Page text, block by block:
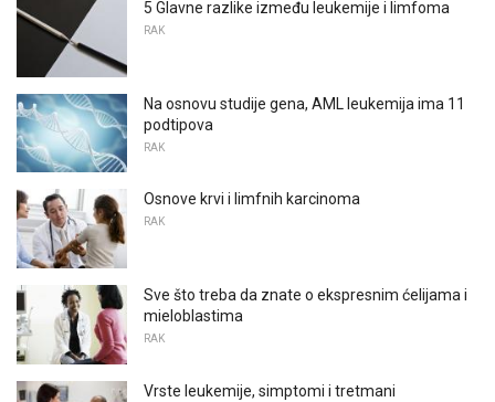
5 Glavne razlike između leukemije i limfoma
RAK
Na osnovu studije gena, AML leukemija ima 11
podtipova
RAK
Osnove krvi i limfnih karcinoma
RAK
Sve što treba da znate o ekspresnim ćelijama i
mieloblastima
RAK
Vrste leukemije, simptomi i tretmani